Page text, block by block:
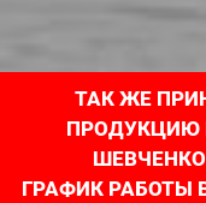
ТАК ЖЕ
ПРОДУКЦИЮ
ШЕВЧЕНКО
ГРАФИК РАБОТЫ